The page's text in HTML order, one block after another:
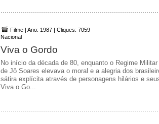
Filme | Ano: 1987 | Cliques: 7059
Nacional
Viva o Gordo
No início da década de 80, enquanto o Regime
de Jô Soares elevava o moral e a alegria dos
sátira explícita através de personagens hilários e
Viva o Go...